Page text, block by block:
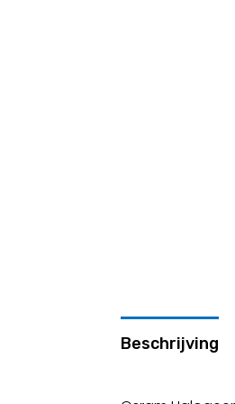
Beschrijving